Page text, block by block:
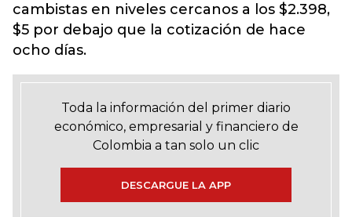
cambistas en niveles cercanos a los $2.398,
$5 por debajo que la cotización de hace
ocho días.
Toda la información del primer diario
económico, empresarial y financiero de
Colombia a tan solo un clic
DESCARGUE LA APP